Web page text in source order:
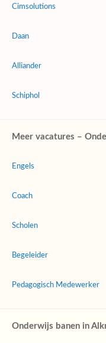
Cimsolutions
Daan
Alliander
Schiphol
Meer vacatures –
Engels
Coach
Scholen
Begeleider
Pedagogisch Medewerker
Onderwijs banen in